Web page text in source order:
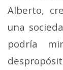
Alberto,
una
podría